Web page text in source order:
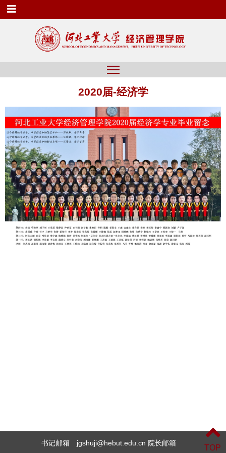
2020届-经济学
书记邮箱 jgshuji@hebut.edu.cn 院长邮箱
TOP